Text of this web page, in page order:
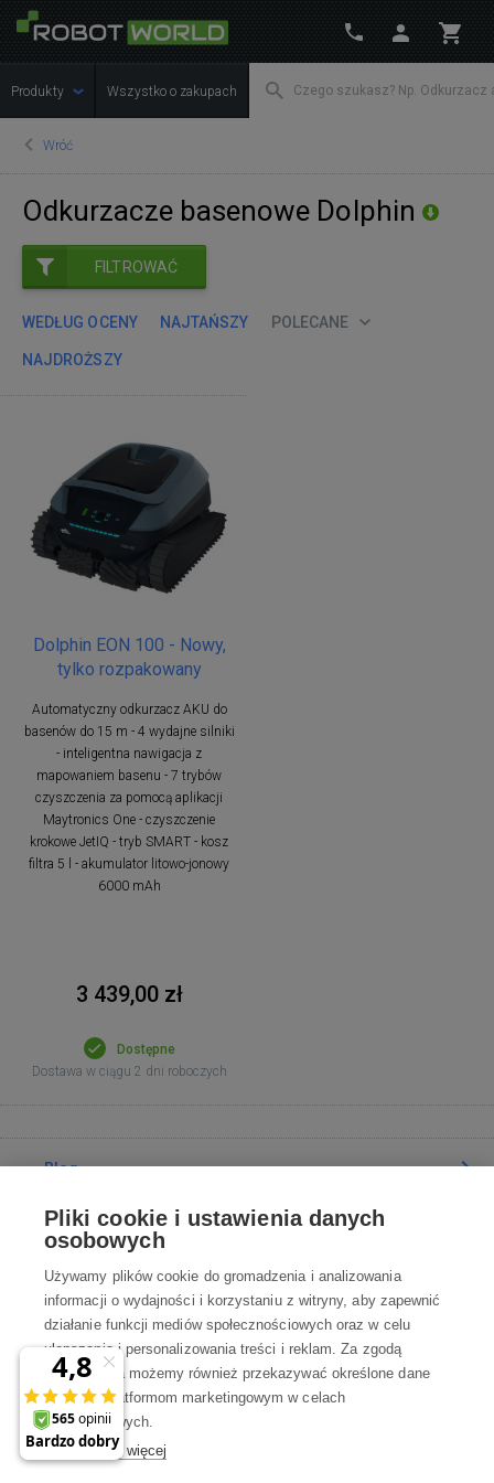
Produkty Wszystko o zakupach
Wróć
Odkurzacze basenowe Dolphin
FILTROWAĆ
WEDŁUG OCENY NAJTAŃSZY POLECANE
NAJDROŻSZY
Dolphin EON 100 - Nowy,
tylko rozpakowany
Automatyczny odkurzacz AKU do
basenów do 15 m - 4 wydajne silniki
- inteligentna nawigacja z
mapowaniem basenu - 7 trybów
czyszczenia za pomocą aplikacji
Maytronics One - czyszczenie
krokowe JetIQ - tryb SMART - kosz
filtra 5 l - akumulator litowo-jonowy
6000 mAh
3 439,00 zł
Dostępne
Dostawa w ciągu 2 dni roboczych
Blog
Poradnia
Wszystko o zakupach
Kontakt
Skontaktuj się z Nami
Pliki cookie i ustawienia danych
osobowych
Używamy plików cookie do gromadzenia i analizowania
informacji o wydajności i korzystaniu z witryny, aby zapewnić
działanie funkcji mediów społecznościowych oraz w celu
ulepszania i personalizowania treści i reklam. Za zgodą
użytkownika możemy również przekazywać określone dane
osobowe platformom marketingowym w celach
marketingowych.
Dowiedz się więcej